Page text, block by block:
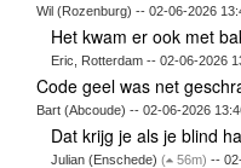
Wil (Rozenburg) -- 02-06-2026
Het kwam er ook met
Eric, Rotterdam -- 02-06-2026
Code geel was net
Bart (Abcoude) -- 02-06-2026
Dat krijg je als je blind
Julian (Enschede)( 56m) --